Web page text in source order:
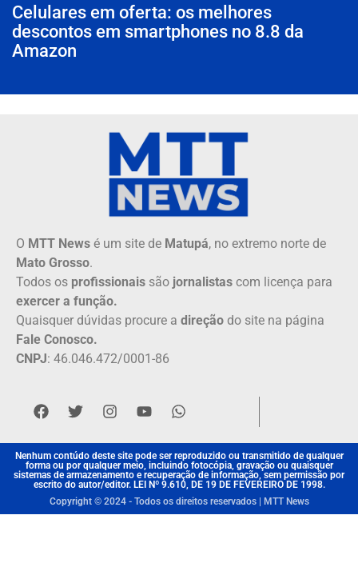
Celulares em oferta: os melhores
descontos em smartphones no 8.8 da
Amazon
O MTT News é um site de Matupá, no extremo norte de
Mato Grosso.
Todos os profissionais são jornalistas com licença para
exercer a função.
Quaisquer dúvidas procure a direção do site na página
Fale Conosco.
CNPJ: 46.046.472/0001-86
Nenhum contúdo deste site pode ser reproduzido ou transmitido de qualquer
forma ou por qualquer meio, incluindo fotocópia, gravação ou quaisquer
sistemas de armazenamento e recuperação de informação, sem permissão por
escrito do autor/editor. LEI Nº 9.610, DE 19 DE FEVEREIRO DE 1998.
Copyright © 2024 - Todos os direitos reservados | MTT News